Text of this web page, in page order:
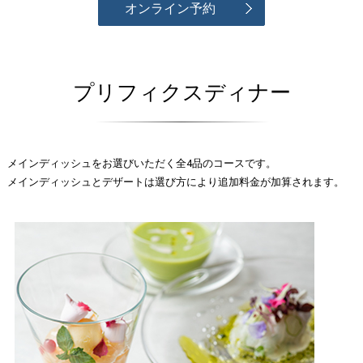
オンライン予約
プリフィクスディナー
メインディッシュをお選びいただく全4品のコースです。
メインディッシュとデザートは選び方により追加料金が加算されます。